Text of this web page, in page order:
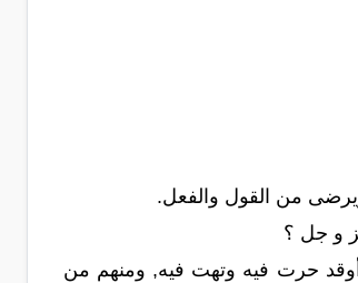
من القول والفعل.
و جل ؟
حرت فيه وتهت فيه, ومنهم من